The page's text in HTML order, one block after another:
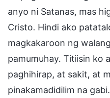
anyo ni Satanas, mas
Cristo. Hindi ako
magkakaroon ng
pamumuhay. Titiisin ko
paghihirap, at sakit, at
pinakamadidilim na